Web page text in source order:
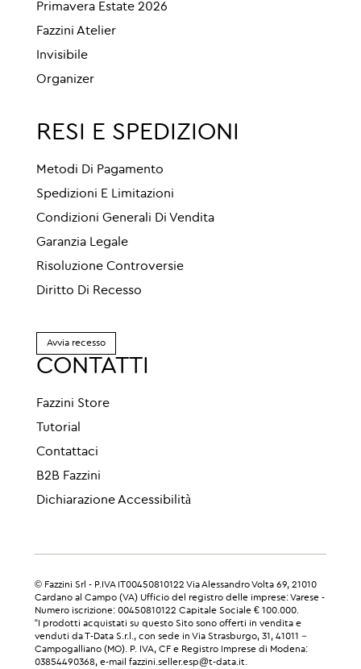
Primavera Estate 2026
Fazzini Atelier
Invisibile
Organizer
RESI E SPEDIZIONI
Metodi Di Pagamento
Spedizioni E Limitazioni
Condizioni Generali Di Vendita
Garanzia Legale
Risoluzione Controversie
Diritto Di Recesso
Avvia recesso
CONTATTI
Fazzini Store
Tutorial
Contattaci
B2B Fazzini
Dichiarazione Accessibilità
© Fazzini Srl - P.IVA IT00450810122 Via Alessandro Volta 69, 21010
Cardano al Campo (VA) Ufficio del registro delle imprese: Varese -
Numero iscrizione: 00450810122 Capitale Sociale € 100.000.
“I prodotti acquistati su questo Sito sono offerti in vendita e
venduti da T-Data S.r.l., con sede in Via Strasburgo, 31, 41011 –
Campogalliano (MO). P. IVA, CF e Registro Imprese di Modena:
03854490368, e-mail fazzini.seller.esp@t-data.it.